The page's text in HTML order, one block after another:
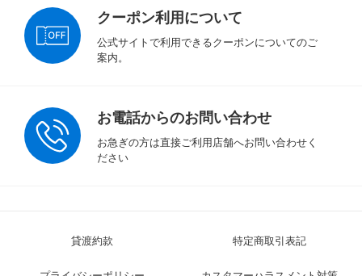
クーポン利用について
公式サイトで利用できるクーポンについてのご
案内。
お電話からのお問い合わせ
お急ぎの方は直接ご利用店舗へお問い合わせく
ださい
貸渡約款 特定商取引表記